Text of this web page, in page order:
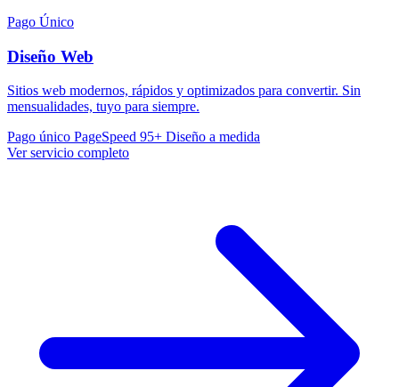
Pago Único
Diseño Web
Sitios web modernos, rápidos y optimizados para convertir. Sin
mensualidades, tuyo para siempre.
Pago único PageSpeed 95+ Diseño a medida
Ver servicio completo